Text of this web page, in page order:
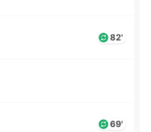
82'
69'